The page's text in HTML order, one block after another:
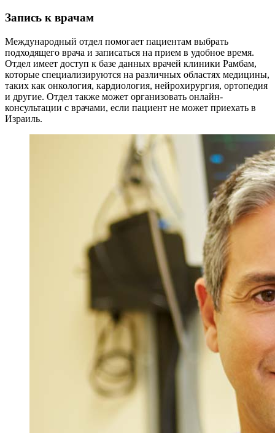
Запись к врачам
Международный отдел помогает пациентам выбрать
подходящего врача и записаться на прием в удобное время.
Отдел имеет доступ к базе данных врачей клиники Рамбам,
которые специализируются на различных областях медицины,
таких как онкология, кардиология, нейрохирургия, ортопедия
и другие. Отдел также может организовать онлайн-
консультации с врачами, если пациент не может приехать в
Израиль.